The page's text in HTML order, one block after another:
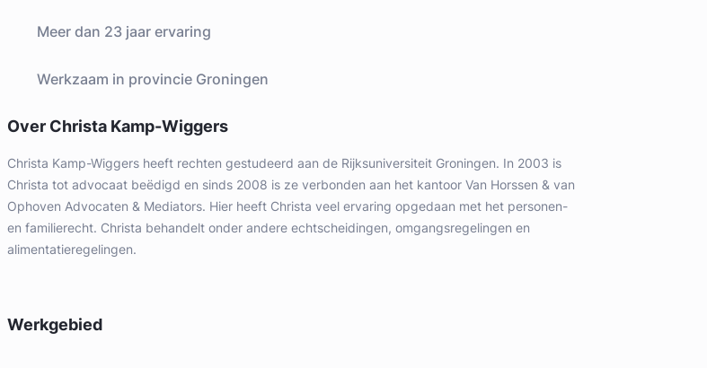
Meer dan 23 jaar ervaring
Werkzaam in provincie Groningen
Over Christa Kamp-Wiggers
Christa Kamp-Wiggers heeft rechten gestudeerd aan de Rijksuniversiteit Groningen. In 2003 is
Christa tot advocaat beëdigd en sinds 2008 is ze verbonden aan het kantoor Van Horssen & van
Ophoven Advocaten & Mediators. Hier heeft Christa veel ervaring opgedaan met het personen-
en familierecht. Christa behandelt onder andere echtscheidingen, omgangsregelingen en
alimentatieregelingen.
Werkgebied